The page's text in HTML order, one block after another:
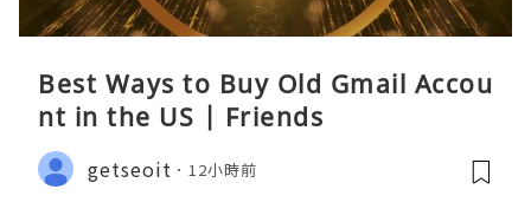
Best Ways to Buy Old Gmail Accou
nt in the US | Friends
getseoit 12小時前